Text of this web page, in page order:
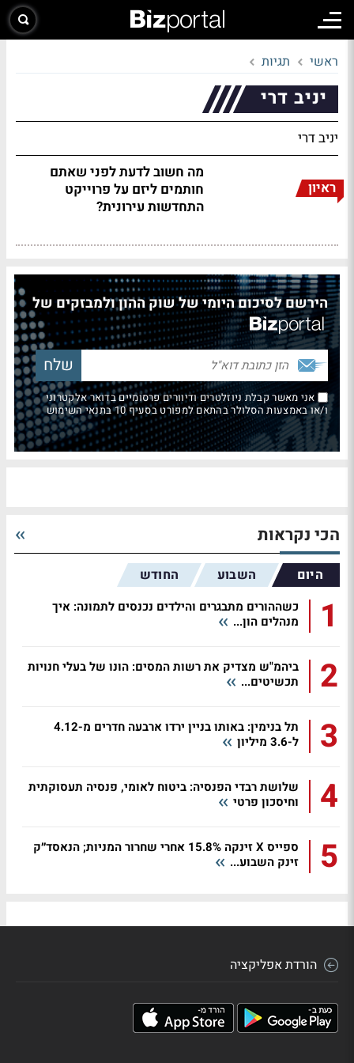
ראשי תגיות
יניב דרי
יניב דרי
ראיון
מה חשוב לדעת לפני שאתם
חותמים ליזם על פרוייקט
התחדשות עירונית?
הירשם לסיכום היומי של שוק ההון ולמבזקים של
אני מאשר קבלת ניוזלטרים ודיוורים פרסומיים בדואר אלקטרוני
ו/או באמצעות הסלולר בהתאם למפורט בסעיף 10 בתנאי השימוש
הכי נקראות
היום השבוע החודש
1
כשההורים מתבגרים והילדים נכנסים לתמונה: איך
מנהלים הון...
2
ביהמ"ש מצדיק את רשות המסים: הונו של בעלי חנויות
תכשיטים...
3
תל בנימין: באותו בניין ירדו ארבעה חדרים מ-4.12
ל-3.6 מיליון
4
שלושת רבדי הפנסיה: ביטוח לאומי, פנסיה תעסוקתית
וחיסכון פרטי
5
ספייס X זינקה 15.8% אחרי שחרור המניות; הנאסד״ק
זינק השבוע...
הורדת אפליקציה